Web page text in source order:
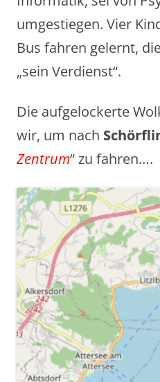
umgestiegen. Vier
Bus fahren gelernt,
„sein Verdienst“.
Die aufgelockerte
wir, um nach
Zentrum“ zu fahren….